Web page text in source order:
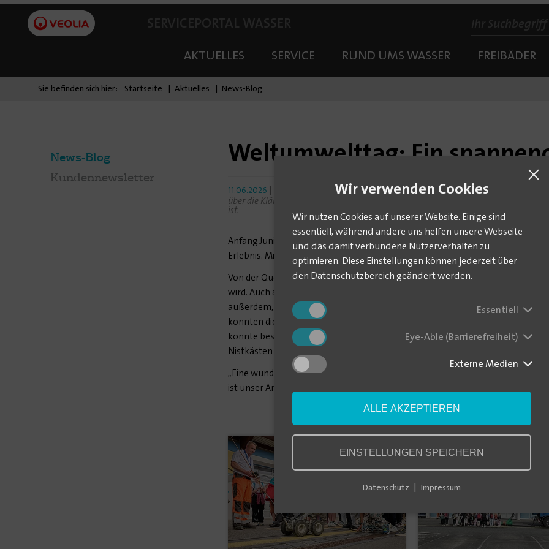
AKTUELLES SERVICE RUND UMS WASSER FREIBÄDER
Sie befinden sich hier: Startseite Aktuelles News-Blog
News-Blog
Kundennewsletter
Weltumwelttag: Ein
11.06.2026 |
Rund 300 Drittklässler erlebten Anfang Juni bei Veolia in Döbeln
über die Kläranlage bis zum Betriebshof – die jungen Besucher entdeckten
ist.
Anfang Juni öffnete Veolia in Döbeln seine Türen für rund 300 Drittklässler
Erlebnis. Mit großem Engagement zeigten die Veolia Wasserexperten den
Von der Quelle bis zum Wasserhahn – im Wasserwerk Gärtitz erlebten die
wird. Auch auf der Kläranlage Döbeln-Masten bekamen sie Einblicke in
außerdem, was alles nicht in die Toilette oder den Abfluss gehört. Und auf
konnten die Kinder entdecken, wie Wasserleitungen geschweißt oder
konnte bestaunt werden und es gab Wissenswertes rund ums
Nistkästen und Insektenhotels – kleine Kunstwerke, die sie mit nach Hause
„Eine wunderbare Verknüpfung von Theorie und Praxis" – so beschreibt es
ist unser Anspruch: Wir möchten zeigen, dass Wasserwirtschaft spannend ist
Wir verwenden Cookies
Wir nutzen Cookies auf unserer Website. Einige sind
essentiell, während andere uns helfen unsere Webseite
und das damit verbundene Nutzerverhalten zu
optimieren. Diese Einstellungen können jederzeit über
den Datenschutzbereich geändert werden.
Essentiell
Eye-Able (Barrierefreiheit)
Externe Medien
ALLE AKZEPTIEREN
EINSTELLUNGEN SPEICHERN
Datenschutz Impressum